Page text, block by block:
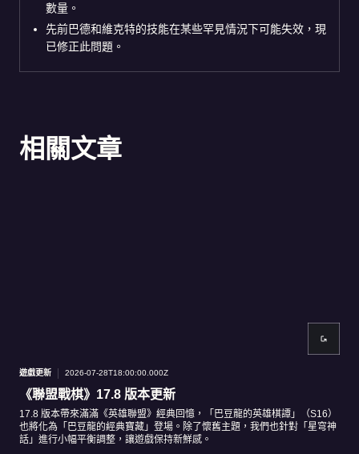
數量。
先前巴德和維克特的技能在某些罕見情況下可能失效，現
已修正此問題。
相關文章
遊戲更新 2026-07-28T18:00:00.000Z
《聯盟戰棋》17.8 版本更新
17.8 版本帶來滿滿《英雄聯盟》經典回憶，「巴豆龍的英雄棋譚」（S16）
也將化為「巴豆龍的經典寶藏」登場。除了懷舊主題，我們也針對「星穹神
話」進行小幅平衡調整，讓遊戲保持新鮮感。